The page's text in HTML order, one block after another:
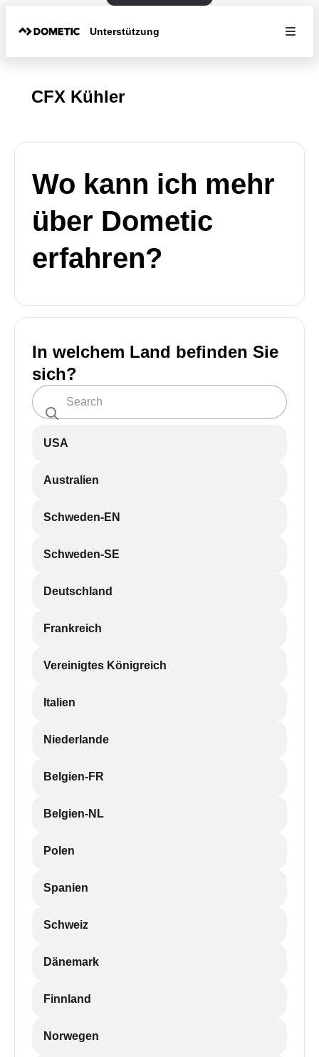
Unterstützung
CFX Kühler
Wo kann ich mehr
über Dometic
erfahren?
In welchem Land befinden Sie
sich?
USA
Australien
Schweden-EN
Schweden-SE
Deutschland
Frankreich
Vereinigtes Königreich
Italien
Niederlande
Belgien-FR
Belgien-NL
Polen
Spanien
Schweiz
Dänemark
Finnland
Norwegen